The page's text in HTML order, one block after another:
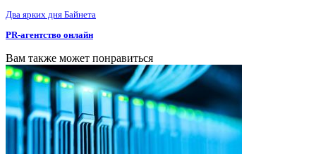
Два ярких дня Байнета
PR-агентство онлайн
Вам также может понравиться